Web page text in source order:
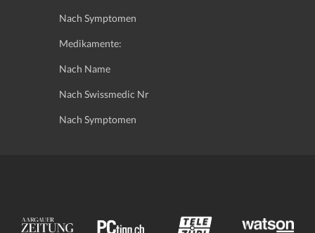
Nach Symptomen
Medikamente:
Nach Name
Nach Swissmedic Nr
Nach Symptomen